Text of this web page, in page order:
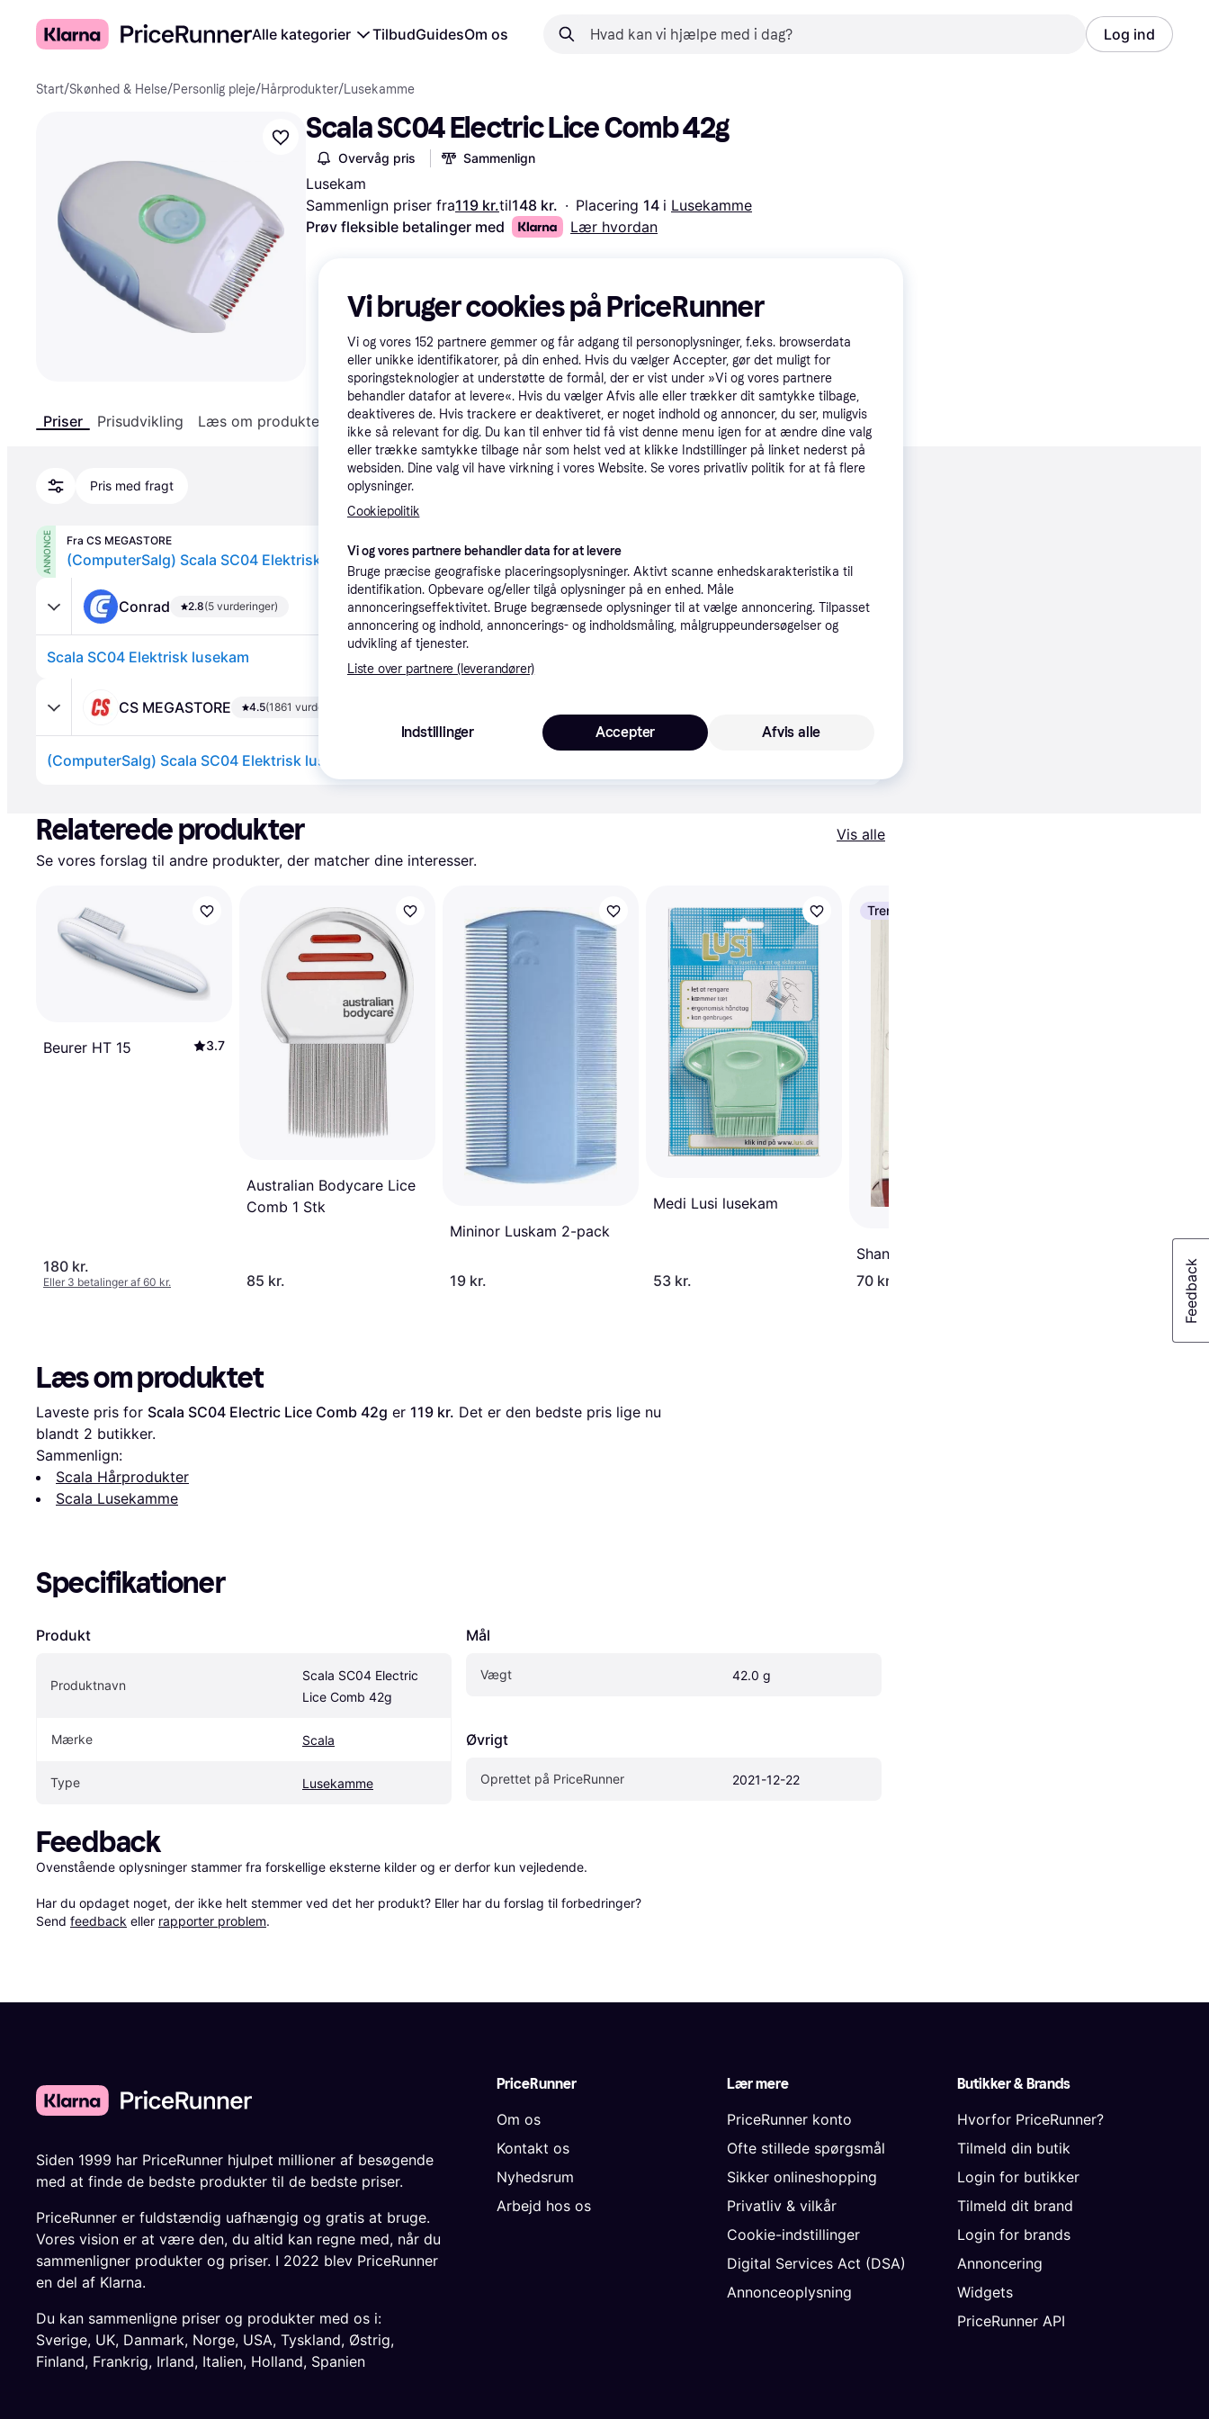
Alle kategorier TilbudGuidesOm os Log ind
Start/Skønhed & Helse/Personlig pleje/Hårprodukter/Lusekamme
Scala SC04 Electric Lice Comb 42g
Overvåg pris Sammenlign
Lusekam
Sammenlign priser fra119 kr.til148 kr. · Placering 14 i Lusekamme
Prøv fleksible betalinger med
Lær hvordan
Priser Prisudvikling Læs om produktet Specifikationer
Pris med fragt
ANNONCE Fra CS MEGASTORE
(ComputerSalg) Scala SC04 Elektrisk lusekam
Conrad 2.8(5 vurderinger)
Scala SC04 Elektrisk lusekam
CS MEGASTORE 4.5(1861 vurderinger)
(ComputerSalg) Scala SC04 Elektrisk lusekam
Relaterede produkter
Vis alle
Se vores forslag til andre produkter, der matcher dine interesser.
Beurer HT 15 3.7
180 kr.
Eller 3 betalinger af 60 kr.
Australian Bodycare Lice
Comb 1 Stk
85 kr.
Mininor Luskam 2-pack
19 kr.
Medi Lusi lusekam
53 kr.
Trender
Shantys M2 Nit Comb
70 kr.
Læs om produktet
Laveste pris for Scala SC04 Electric Lice Comb 42g er 119 kr. Det er den bedste pris lige nu
blandt 2 butikker.
Sammenlign:
Scala Hårprodukter
Scala Lusekamme
Specifikationer
Produkt
Produktnavn
Scala SC04 Electric
Lice Comb 42g
Mærke Scala
Type Lusekamme
Mål
Vægt 42.0 g
Øvrigt
Oprettet på PriceRunner 2021-12-22
Feedback
Ovenstående oplysninger stammer fra forskellige eksterne kilder og er derfor kun vejledende.
Har du opdaget noget, der ikke helt stemmer ved det her produkt? Eller har du forslag til forbedringer?
Send feedback eller rapporter problem.
PriceRunner
Om os
Kontakt os
Nyhedsrum
Arbejd hos os
Lær mere
PriceRunner konto
Ofte stillede spørgsmål
Sikker onlineshopping
Privatliv & vilkår
Cookie-indstillinger
Digital Services Act (DSA)
Annonceoplysning
Butikker & Brands
Hvorfor PriceRunner?
Tilmeld din butik
Login for butikker
Tilmeld dit brand
Login for brands
Annoncering
Widgets
PriceRunner API
Siden 1999 har PriceRunner hjulpet millioner af besøgende
med at finde de bedste produkter til de bedste priser.
PriceRunner er fuldstændig uafhængig og gratis at bruge.
Vores vision er at være den, du altid kan regne med, når du
sammenligner produkter og priser. I 2022 blev PriceRunner
en del af Klarna.
Du kan sammenligne priser og produkter med os i:
Sverige, UK, Danmark, Norge, USA, Tyskland, Østrig,
Finland, Frankrig, Irland, Italien, Holland, Spanien
Vi bruger cookies på PriceRunner
Vi og vores 152 partnere gemmer og får adgang til personoplysninger, f.eks. browserdata
eller unikke identifikatorer, på din enhed. Hvis du vælger Accepter, gør det muligt for
sporingsteknologier at understøtte de formål, der er vist under »Vi og vores partnere
behandler datafor at levere«. Hvis du vælger Afvis alle eller trækker dit samtykke tilbage,
deaktiveres de. Hvis trackere er deaktiveret, er noget indhold og annoncer, du ser, muligvis
ikke så relevant for dig. Du kan til enhver tid få vist denne menu igen for at ændre dine valg
eller trække samtykke tilbage når som helst ved at klikke Indstillinger på linket nederst på
websiden. Dine valg vil have virkning i vores Website. Se vores privatliv politik for at få flere
oplysninger.
Cookiepolitik
Vi og vores partnere behandler data for at levere
Bruge præcise geografiske placeringsoplysninger. Aktivt scanne enhedskarakteristika til
identifikation. Opbevare og/eller tilgå oplysninger på en enhed. Måle
annonceringseffektivitet. Bruge begrænsede oplysninger til at vælge annoncering. Tilpasset
annoncering og indhold, annoncerings- og indholdsmåling, målgruppeundersøgelser og
udvikling af tjenester.
Liste over partnere (leverandører)
Indstillinger Afvis alle
Accepter